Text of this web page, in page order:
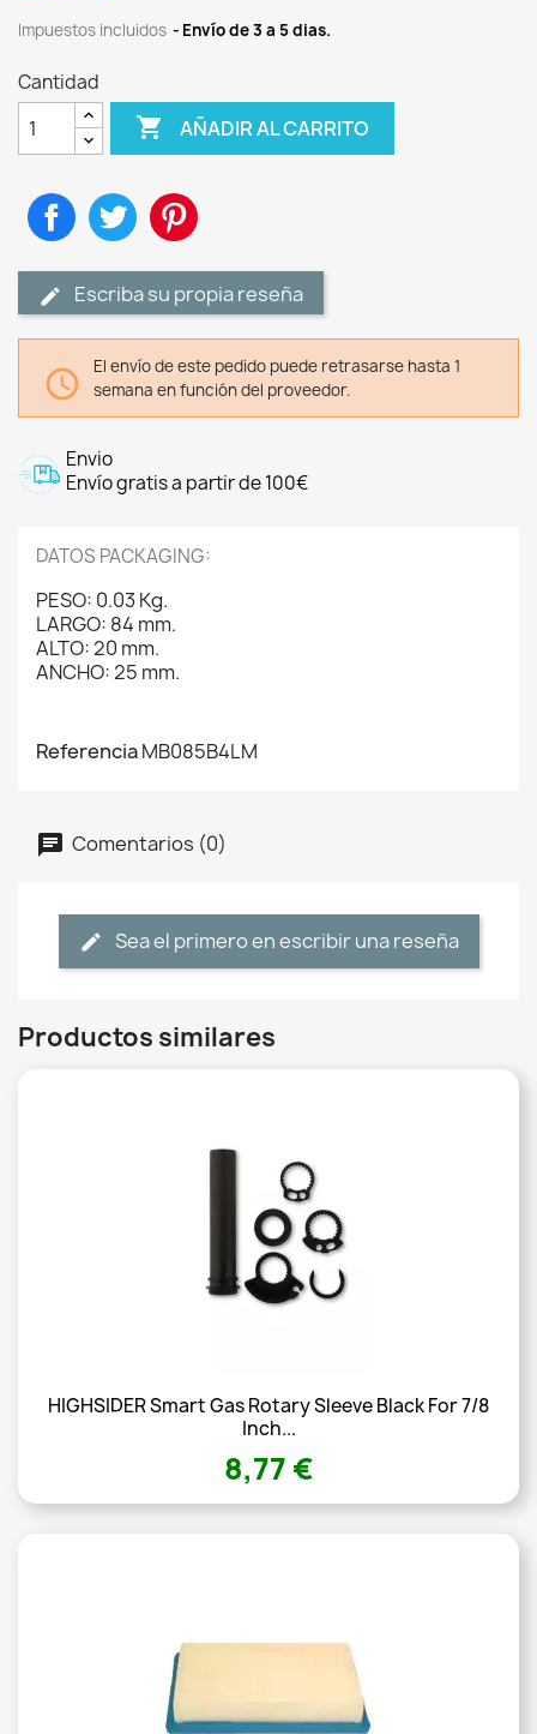
Impuestos incluidos Envío de 3 a 5 dias.
Cantidad
 AÑADIR AL CARRITO
CompartirTuitear
Escriba su propia reseña

El envío de este pedido puede retrasarse hasta 1
semana en función del proveedor.
Envio
Envío gratis a partir de 100€
DATOS PACKAGING:
PESO: 0.03 Kg.
LARGO: 84 mm.
ALTO: 20 mm.
ANCHO: 25 mm.
ReferenciaMB085B4LM
Comentarios (0)
Sea el primero en escribir una reseña
Productos similares
HIGHSIDER Smart Gas Rotary Sleeve Black For 7/8
Inch...
8,77 €